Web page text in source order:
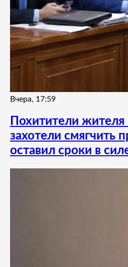
Вчера, 17:59
Похитители жителя
захотели смягчить
оставил сроки в